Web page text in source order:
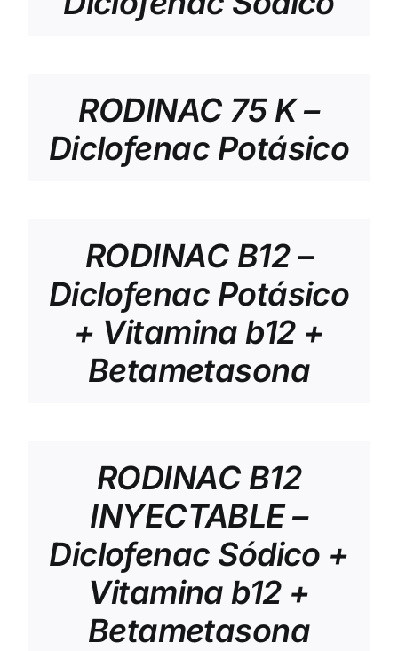
RODINAC 75 K –
Diclofenac Potásico
RODINAC B12 –
Diclofenac Potásico
+ Vitamina b12 +
Betametasona
RODINAC B12
INYECTABLE –
Diclofenac Sódico +
Vitamina b12 +
Betametasona